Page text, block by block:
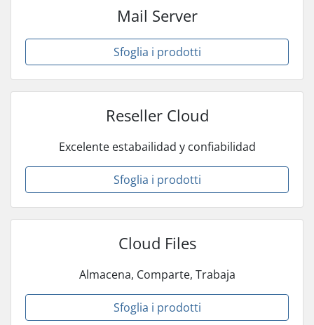
Mail Server
Sfoglia i prodotti
Reseller Cloud
Excelente estabailidad y confiabilidad
Sfoglia i prodotti
Cloud Files
Almacena, Comparte, Trabaja
Sfoglia i prodotti